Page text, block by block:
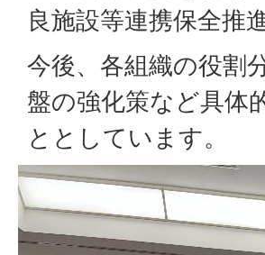
良施設等連携保全推
今後、各組織の役割
盤の強化策など具体
ととしています。